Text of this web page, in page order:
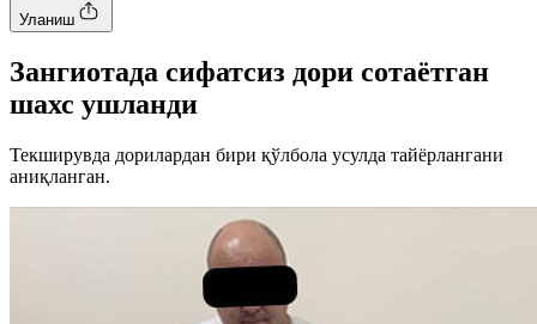
Уланиш
Зангиотада сифатсиз дори сотаётган
шахс ушланди
Текширувда дорилардан бири қўлбола усулда тайёрлангани
аниқланган.